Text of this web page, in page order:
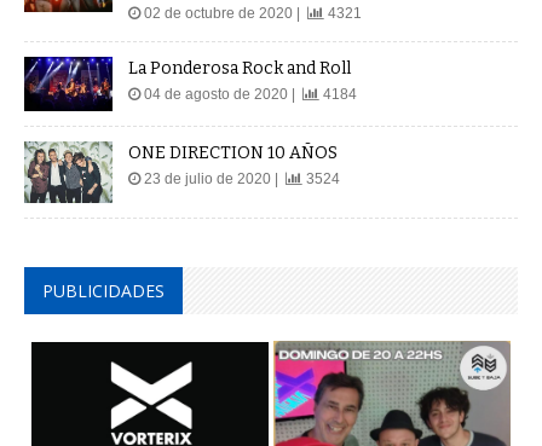
02 de octubre de 2020 | 4321
La Ponderosa Rock and Roll
04 de agosto de 2020 | 4184
ONE DIRECTION 10 AÑOS
23 de julio de 2020 | 3524
PUBLICIDADES